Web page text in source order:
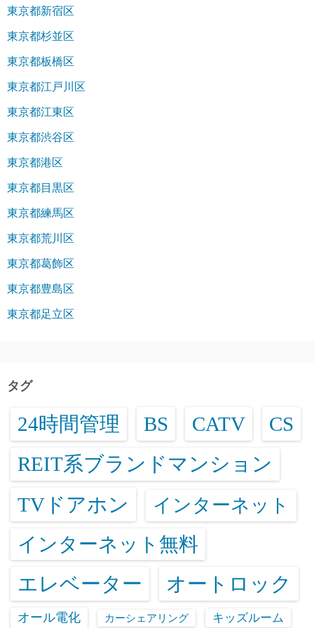
東京都新宿区
東京都杉並区
東京都板橋区
東京都江戸川区
東京都江東区
東京都渋谷区
東京都港区
東京都目黒区
東京都練馬区
東京都荒川区
東京都葛飾区
東京都豊島区
東京都足立区
タグ
24時間管理 BS CATV CS
REIT系ブランドマンション
TVドアホン インターネット
インターネット無料
エレベーター オートロック
オール電化 カーシェアリング キッズルーム